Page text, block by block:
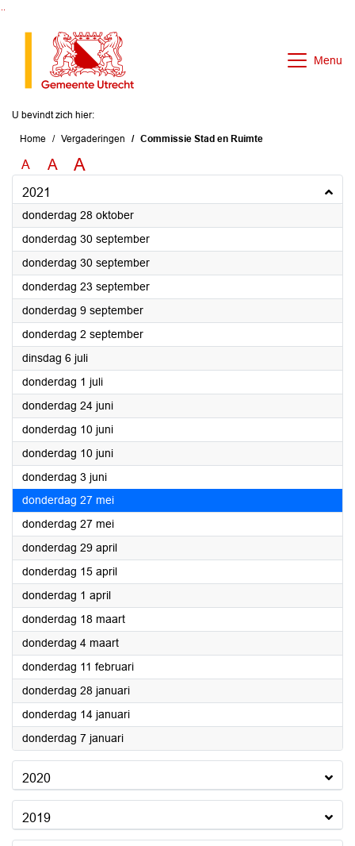
Menu
U bevindt zich hier:
Home Vergaderingen Commissie Stad en Ruimte
A A A
2021
donderdag 28 oktober2021
donderdag 30 september2021
donderdag 30 september2021
donderdag 23 september2021
donderdag 9 september2021
donderdag 2 september2021
dinsdag 6 juli2021
donderdag 1 juli2021
donderdag 24 juni2021
donderdag 10 juni2021
donderdag 10 juni2021
donderdag 3 juni2021
donderdag 27 mei2021
donderdag 27 mei2021
donderdag 29 april2021
donderdag 15 april2021
donderdag 1 april2021
donderdag 18 maart2021
donderdag 4 maart2021
donderdag 11 februari2021
donderdag 28 januari2021
donderdag 14 januari2021
donderdag 7 januari2021
2020
2019